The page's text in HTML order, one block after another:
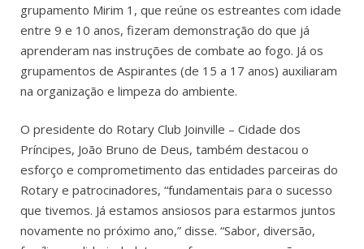
grupamento Mirim 1, que reúne os estreantes com idade
entre 9 e 10 anos, fizeram demonstração do que já
aprenderam nas instruções de combate ao fogo. Já os
grupamentos de Aspirantes (de 15 a 17 anos) auxiliaram
na organização e limpeza do ambiente.
O presidente do Rotary Club Joinville – Cidade dos
Príncipes, João Bruno de Deus, também destacou o
esforço e comprometimento das entidades parceiras do
Rotary e patrocinadores, “fundamentais para o sucesso
que tivemos. Já estamos ansiosos para estarmos juntos
novamente no próximo ano,” disse. “Sabor, diversão,